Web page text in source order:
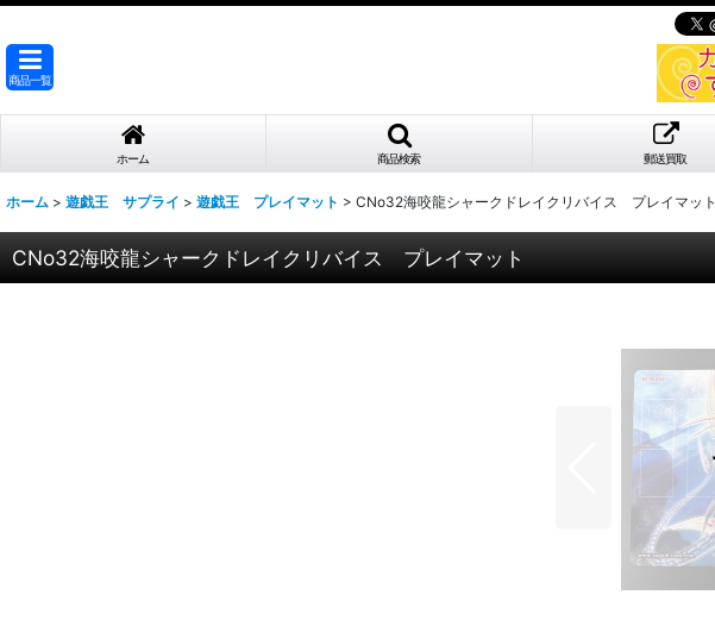
商品一覧
ホーム 商品検索 郵送買取
ホーム > 遊戯王 サプライ > 遊戯王 プレイマット > CNo32海咬龍シャークドレイクリバイス プレイマット
CNo32海咬龍シャークドレイクリバイス プレイマット